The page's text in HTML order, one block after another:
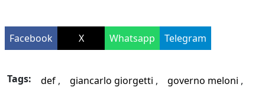
Facebook X Whatsapp Telegram
Tags: def giancarlo giorgetti
governo meloni